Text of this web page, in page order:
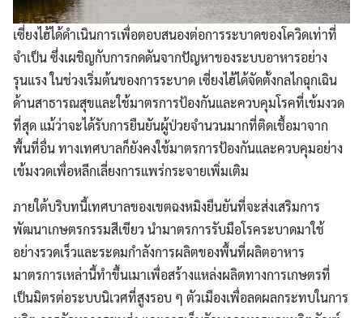
เซี่ยงไฮ้ได้ดำเนินการเพื่อตอบสนองต่อการระบาดของโควิดเท่าที่
จำเป็น ซึ่งเผชิญกับการกดดันจากปัญหาของระบบอาหารอย่าง
รุนแรง ในช่วงเริ่มต้นของการระบาด เซี่ยงไฮ้ได้จัดตั้งกลไกฉุกเฉิน
ด้านสาธารณสุขและใช้มาตรการป้องกันและควบคุมโรคที่เข้มงวด
ที่สุด แม้ว่าจะได้รับการยืนยันผู้ป่วยจำนวนมากที่ติดเชื้อมาจาก
พื้นที่อื่น ทางเทศบาลก็ยังคงใช้มาตรการป้องกันและควบคุมอย่าง
เข้มงวดเพื่อหลีกเลี่ยงการแพร่กระจายเพิ่มเติม
ภายใต้บริบทนี้เทศบาลของเขตฉงหมิงยืนยันที่จะส่งเสริมการ
พัฒนาเกษตรกรรมสีเขียว นำมาตรการรับมือโรคระบาดมาใช้
อย่างรวดเร็วและระดมกำลังการผลิตของพื้นที่ผลิตอาหาร
มาตรการเหล่านี้ทำขึ้นเมาเพื่อสร้างแหล่งผลิตทางการเกษตรที่
เป็นมิตรต่อระบบนิเวศที่สูงรอบ ๆ ตัวเมืองเพื่อลดผลกระทบในการ